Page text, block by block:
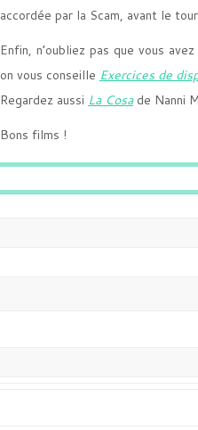
accordée par la Scam, avant le
Enfin, n’oubliez pas que vous
on vous conseille Exercices de
Regardez aussi La Cosade Nanni
Bons films !